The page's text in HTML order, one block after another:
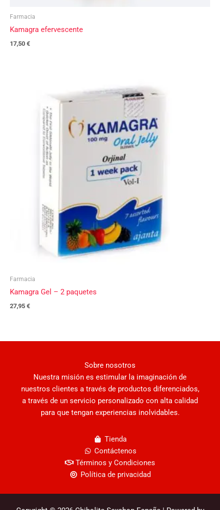
Farmacia
Kamagra efervescente
17,50 €
Farmacia
Kamagra Gel – 2 paquetes
27,95 €
Sobre nosotros
Nuestra misión es estimular la imaginación de
nuestros clientes a través de productos diferenciados,
a través de un servicio personalizado con alta calidad
para que tengan experiencias inolvidables.
Tienda
Contáctenos
Términos y Condiciones
Política de privacidad